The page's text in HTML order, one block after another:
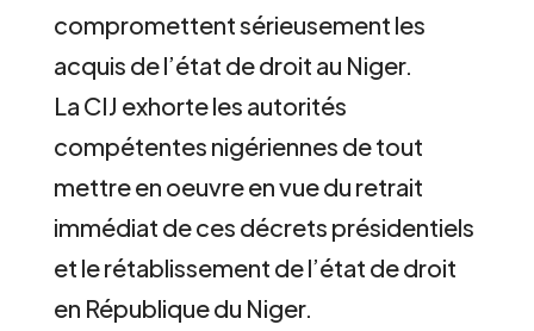
compromettent sérieusement les
acquis de l’état de droit au Niger.
La CIJ exhorte les autorités
compétentes nigériennes de tout
mettre en oeuvre en vue du retrait
immédiat de ces décrets présidentiels
et le rétablissement de l’état de droit
en République du Niger.